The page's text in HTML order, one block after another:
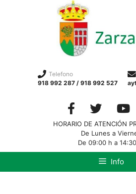
Telefono
918 992 287 / 918 992 527
HORARIO DE ATENCIÓN
De Lunes a
De 09:00 h a
Info